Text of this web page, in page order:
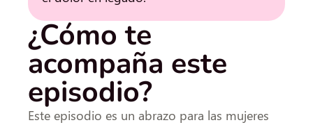
¿Cómo te
acompaña este
episodio?
Este episodio es un abrazo para las mujeres